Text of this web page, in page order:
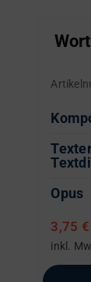
Opus
3,75 €
inkl.